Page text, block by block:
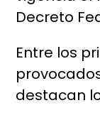
Decreto
Entre los
destacan